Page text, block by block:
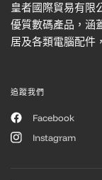
皇者國際貿易有限
優質數碼產品，涵
居及各類電腦配件
追蹤我們
Facebook
Instagram